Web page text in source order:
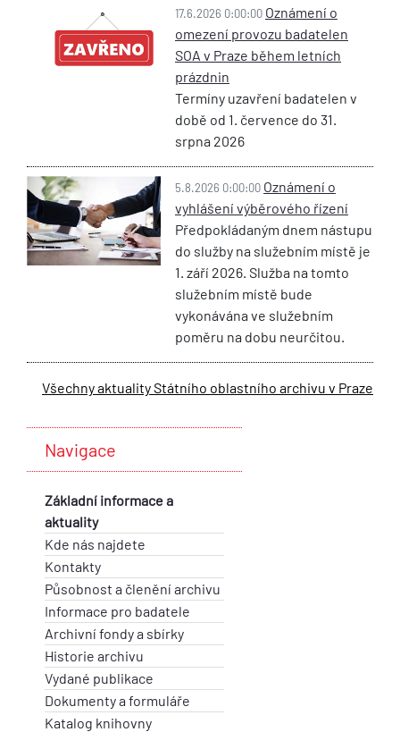
17.6.2026 0:00:00 Oznámení o
omezení provozu badatelen
SOA v Praze během letních
prázdnin
Termíny uzavření badatelen v
době od 1. července do 31.
srpna 2026
5.8.2026 0:00:00 Oznámení o
vyhlášení výběrového řízení
Předpokládaným dnem nástupu
do služby na služebním místě je
1. září 2026. Služba na tomto
služebním místě bude
vykonávána ve služebním
poměru na dobu neurčitou.
Všechny aktuality Státního oblastního archivu v Praze
Navigace
Základní informace a
aktuality
Kde nás najdete
Kontakty
Působnost a členění archivu
Informace pro badatele
Archivní fondy a sbírky
Historie archivu
Vydané publikace
Dokumenty a formuláře
Katalog knihovny